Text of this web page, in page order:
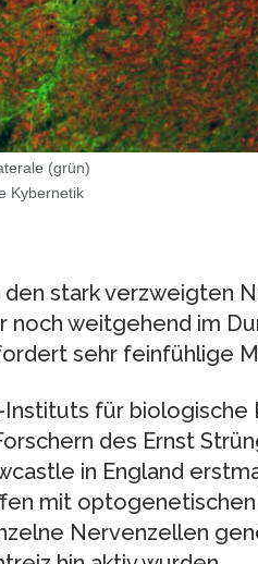
(grün)
Kybernetik
stark verzweigten
weitgehend im
sehr feinfühlige
für biologische
des Ernst
in England
mit
Nervenzellen